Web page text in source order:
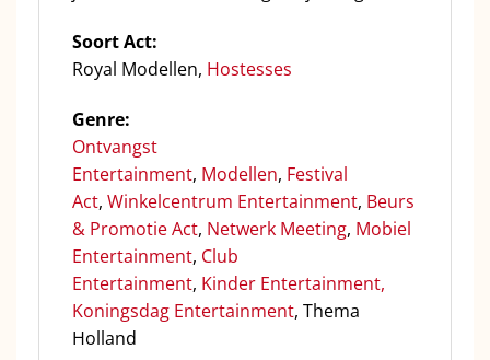
Soort Act:
Royal Modellen, Hostesses
Genre:
Ontvangst
Entertainment, Modellen, Festival
Act, Winkelcentrum Entertainment, Beurs
& Promotie Act, Netwerk Meeting, Mobiel
Entertainment, Club
Entertainment, Kinder Entertainment,
Koningsdag Entertainment, Thema
Holland